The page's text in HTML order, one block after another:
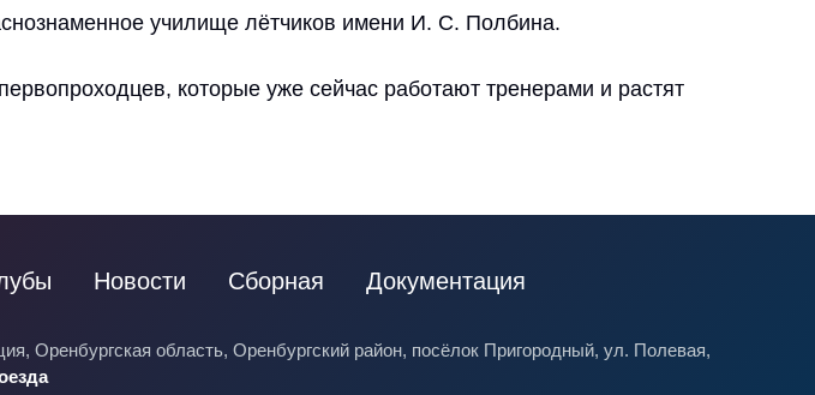
училище лётчиков имени И. С. Полбина.
которые уже сейчас работают тренерами и растят
Новости Сборная Документация
Оренбургская область, Оренбургский район, посёлок Пригородный, ул. Полевая,